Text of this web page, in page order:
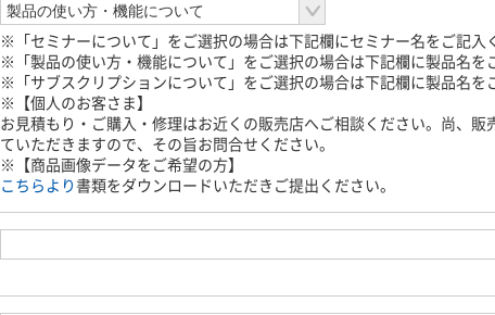
※「セミナーについて」をご選択の場合は下記欄にセミナー名をご記入
※「製品の使い方・機能について」をご選択の場合は下記欄に製品名を
※「サブスクリプションについて」をご選択の場合は下記欄に製品名を
※【個人のお客さま】
お見積もり・ご購入・修理はお近くの販売店へご相談ください。尚、販
ていただきますので、その旨お問合せください。
※【商品画像データをご希望の方】
こちらより 書類をダウンロードいただきご提出ください。